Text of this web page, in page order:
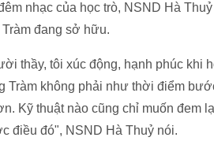
nhạc của học trò, NSND Hà
đang sở hữu.
thầy, tôi xúc động, hạnh phúc khi
Tràm không phải như thời điểm
Kỹ thuật nào cũng chỉ muốn đem
điều đó", NSND Hà Thuỷ nói.